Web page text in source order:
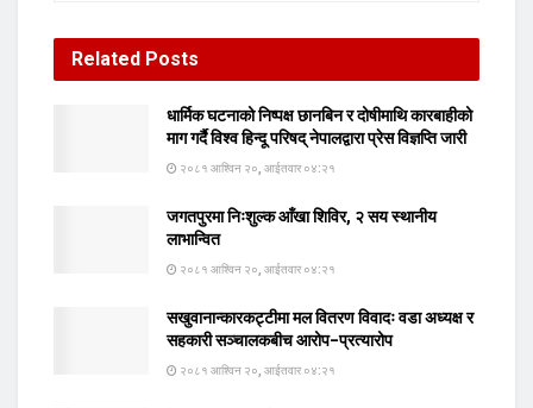
Related Posts
धार्मिक घटनाको निष्पक्ष छानबिन र दोषीमाथि कारबाहीको
माग गर्दै विश्व हिन्दू परिषद् नेपालद्वारा प्रेस विज्ञप्ति जारी
२०८१ आश्विन २०, आईतवार ०४:२१
जगतपुरमा निःशुल्क आँखा शिविर, २ सय स्थानीय
लाभान्वित
२०८१ आश्विन २०, आईतवार ०४:२१
सखुवानान्कारकट्टीमा मल वितरण विवादः वडा अध्यक्ष र
सहकारी सञ्चालकबीच आरोप–प्रत्यारोप
२०८१ आश्विन २०, आईतवार ०४:२१